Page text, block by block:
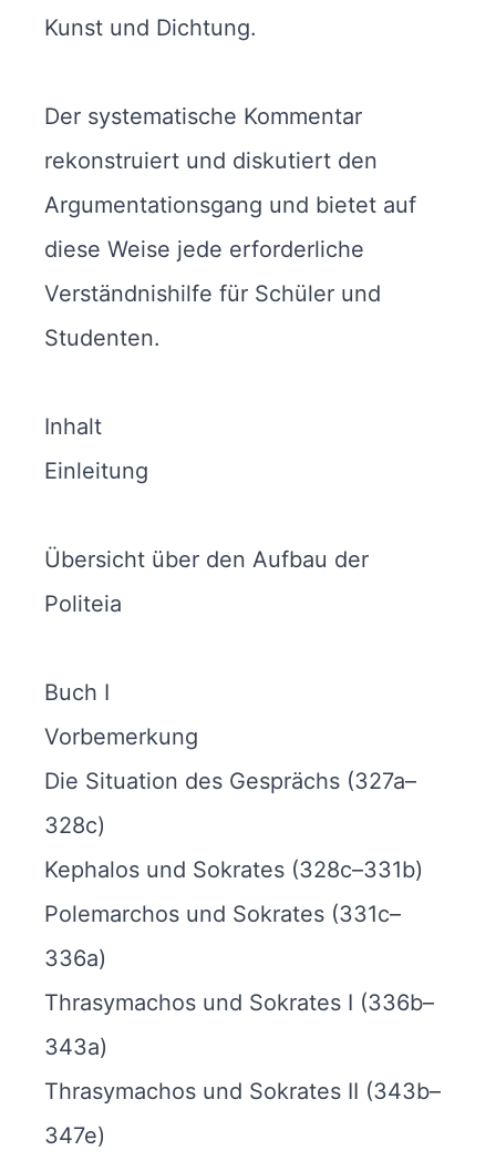
Kunst und Dichtung.
Der systematische Kommentar
rekonstruiert und diskutiert den
Argumentationsgang und bietet auf
diese Weise jede erforderliche
Verständnishilfe für Schüler und
Studenten.
Inhalt
Einleitung
Übersicht über den Aufbau der
Politeia
Buch I
Vorbemerkung
Die Situation des Gesprächs (327a–
328c)
Kephalos und Sokrates (328c–331b)
Polemarchos und Sokrates (331c–
336a)
Thrasymachos und Sokrates I (336b–
343a)
Thrasymachos und Sokrates II (343b–
347e)